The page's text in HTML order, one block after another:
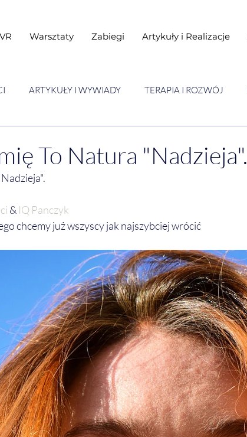
Warsztaty Zabiegi Artykuły i Realizacje
ARTYKUŁY I WYWIADY TERAPIA I ROZWÓJ
To Natura "Nadzieja".
& IQ Panczyk
chcemy już wszyscy jak najszybciej wrócić